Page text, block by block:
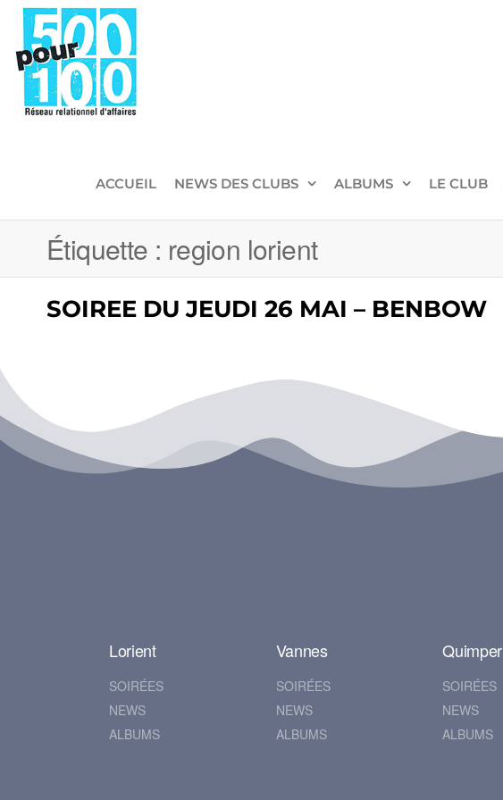
ACCUEIL NEWS DES CLUBS ALBUMS LE CLUB
Étiquette : region lorient
SOIREE DU JEUDI 26 MAI – BENBOW
Lorient
SOIRÉES
NEWS
ALBUMS
Vannes
SOIRÉES
NEWS
ALBUMS
Quimper
SOIRÉES
NEWS
ALBUMS